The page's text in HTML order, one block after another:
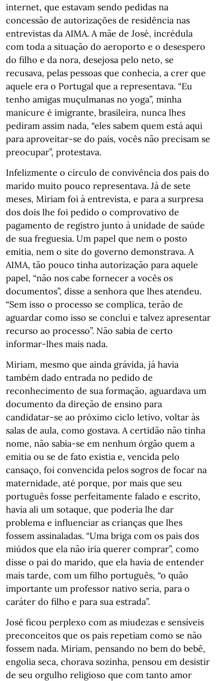
internet, que estavam sendo pedidas na
concessão de autorizações de residência nas
entrevistas da AIMA. A mãe de José, incrédula
com toda a situação do aeroporto e o desespero
do filho e da nora, desejosa pelo neto, se
recusava, pelas pessoas que conhecia, a crer que
aquele era o Portugal que a representava. “Eu
tenho amigas muçulmanas no yoga”, minha
manicure é imigrante, brasileira, nunca lhes
pediram assim nada, “eles sabem quem está aqui
para aproveitar-se do país, vocês não precisam se
preocupar”, protestava.
Infelizmente o círculo de convivência dos pais do
marido muito pouco representava. Já de sete
meses, Miriam foi à entrevista, e para a surpresa
dos dois lhe foi pedido o comprovativo de
pagamento de registro junto à unidade de saúde
de sua freguesia. Um papel que nem o posto
emitia, nem o site do governo demonstrava. A
AIMA, tão pouco tinha autorização para aquele
papel, “não nos cabe fornecer a vocês os
documentos”, disse a senhora que lhes atendeu.
“Sem isso o processo se complica, terão de
aguardar como isso se conclui e talvez apresentar
recurso ao processo”. Não sabia de certo
informar-lhes mais nada.
Miriam, mesmo que ainda grávida, já havia
também dado entrada no pedido de
reconhecimento de sua formação, aguardava um
documento da direção de ensino para
candidatar-se ao próximo ciclo letivo, voltar às
salas de aula, como gostava. A certidão não tinha
nome, não sabia-se em nenhum órgão quem a
emitia ou se de fato existia e, vencida pelo
cansaço, foi convencida pelos sogros de focar na
maternidade, até porque, por mais que seu
português fosse perfeitamente falado e escrito,
havia ali um sotaque, que poderia lhe dar
problema e influenciar as crianças que lhes
fossem assinaladas. “Uma briga com os pais dos
miúdos que ela não iria querer comprar”, como
disse o pai do marido, que ela havia de entender
mais tarde, com um filho português, “o quão
importante um professor nativo seria, para o
caráter do filho e para sua estrada”.
José ficou perplexo com as miudezas e sensíveis
preconceitos que os pais repetiam como se não
fossem nada. Miriam, pensando no bem do bebê,
engolia seca, chorava sozinha, pensou em desistir
de seu orgulho religioso que com tanto amor